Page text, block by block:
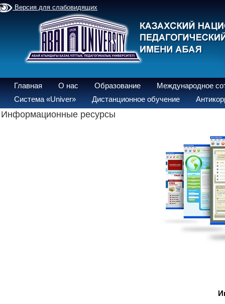
Версия для слабовидящих
Главная О нас Образование
Международное
Система «Univer»
Дистанционное обучение
Информационные ресурсы